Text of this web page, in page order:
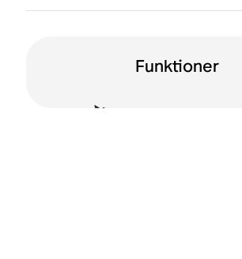
Funktioner